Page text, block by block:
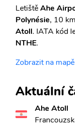
LetištěAhe
Polynésie, 10
Atoll. IATA kód
NTHE.
Zobrazit na mapě
Aktuální
Ahe Atoll